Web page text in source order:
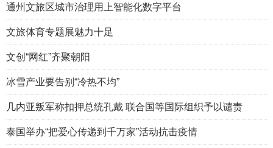
通州文旅区城市治理用上智能化数字平台
文旅体育专题展魅力十足
文创“网红”齐聚朝阳
冰雪产业要告别“冷热不均”
几内亚叛军称扣押总统孔戴 联合国等国际组织予以谴责
泰国举办“把爱心传递到千万家”活动抗击疫情